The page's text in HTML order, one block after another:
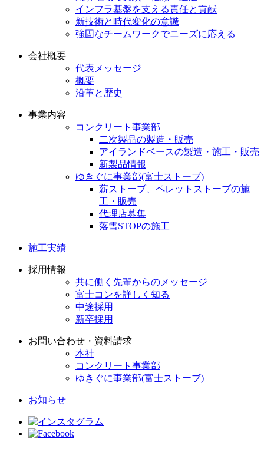
インフラ基盤を支える責任と貢献
新技術と時代変化の意識
強固なチームワークでニーズに応える
会社概要
代表メッセージ
概要
沿革と歴史
事業内容
コンクリート事業部
二次製品の製造・販売
アイランドベースの製造・施工・販売
新製品情報
ゆきぐに事業部(富士ストーブ)
薪ストーブ、ペレットストーブの施
工・販売
代理店募集
落雪STOPの施工
施工実績
採用情報
共に働く先輩からのメッセージ
富士コンを詳しく知る
中途採用
新卒採用
お問い合わせ・資料請求
本社
コンクリート事業部
ゆきぐに事業部(富士ストーブ)
お知らせ